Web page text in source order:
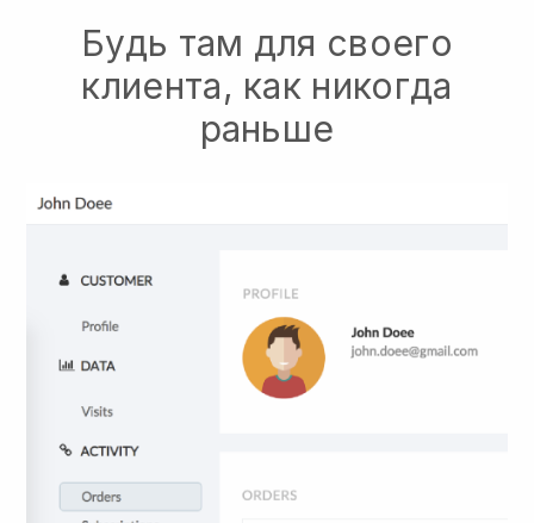
Будь там для своего
клиента, как никогда
раньше